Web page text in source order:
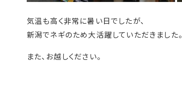
気温も高く非常に暑い日でしたが、
新潟でネギのため大活躍していただきました。
また、お越しください。